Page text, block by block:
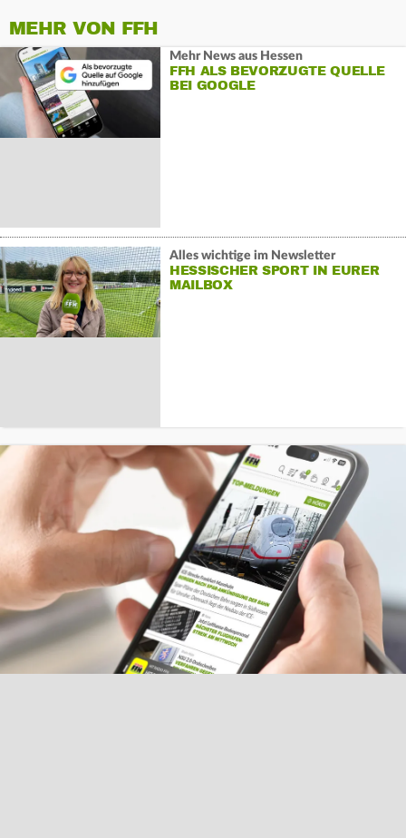
MEHR VON FFH
Mehr News aus Hessen
FFH ALS BEVORZUGTE QUELLE
BEI GOOGLE
Alles wichtige im Newsletter
HESSISCHER SPORT IN EURER
MAILBOX